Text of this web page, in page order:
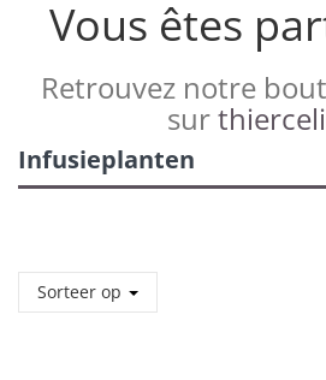
Vous êtes
Retrouvez notre
sur
Infusieplanten
Sorteer op